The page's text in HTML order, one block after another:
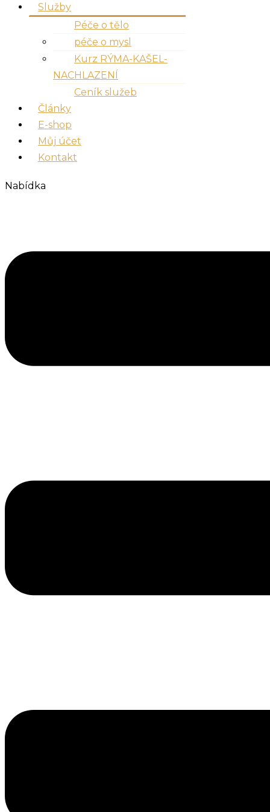
Služby
Péče o tělo
péče o mysl
Kurz RÝMA-KAŠEL-
NACHLAZENÍ
Ceník služeb
Články
E-shop
Můj účet
Kontakt
Nabídka